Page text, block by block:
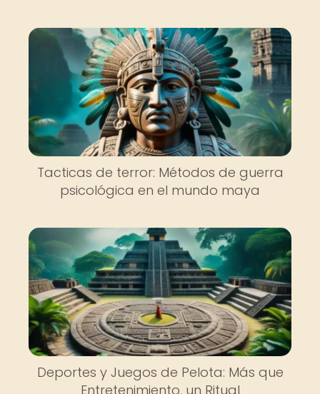
Tacticas de terror: Métodos de guerra
psicológica en el mundo maya
Deportes y Juegos de Pelota: Más que
Entretenimiento, un Ritual